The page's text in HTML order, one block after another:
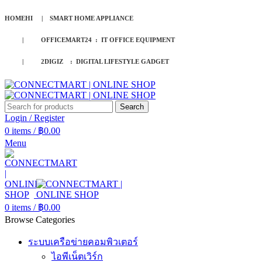
HOMEHI | SMART HOME APPLIANCE
| OFFICEMART24 : IT OFFICE EQUIPMENT
| 2DIGIZ : DIGITAL LIFESTYLE GADGET
Search
Login / Register
0 items / ฿0.00
Menu
0 items / ฿0.00
Browse Categories
ระบบเครือข่ายคอมพิวเตอร์
ไอพีเน็ตเวิร์ก